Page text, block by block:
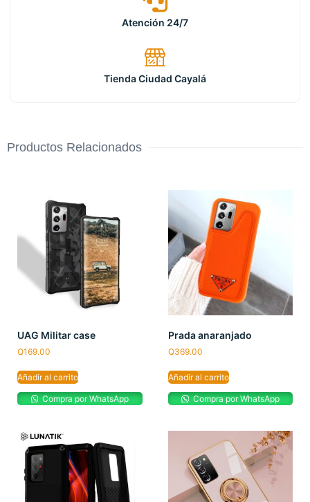
Atención 24/7
Tienda Ciudad Cayalá
Productos Relacionados
UAG Militar case
Q169.00
Añadir al carrito
Compra por WhatsApp
Prada anaranjado
Q369.00
Añadir al carrito
Compra por WhatsApp